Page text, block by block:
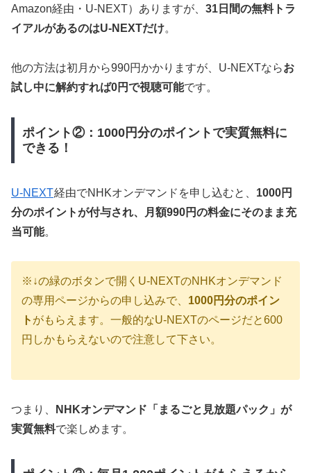
Amazon経由・U-NEXT）ありますが、 31日間の無料トラ
イアルがあるのはU-NEXTだけ。
他の方法は初月から990円かかりますが、U-NEXTならお
試し中に解約すれば0円で視聴可能です。
ポイント②：1000円分のポイントで実質無料に
できる！
U-NEXT経由でNHKオンデマンドを申し込むと、 1000円
分のポイントが付与され、月額990円の料金にそのまま充
当可能。
※↓の緑のボタンで開くU-NEXTのNHKオンデマンド
の専用ページからの申し込みで、 1000円分のポイン
ト がもらえます。一般的なU-NEXTのページだと600
円しかもらえないので注意して下さい。
つまり、
NHKオンデマンド「まるごと見放題パック」が
実質無料で楽しめます。